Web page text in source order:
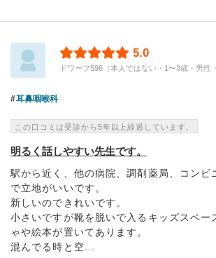
5.0
ドワーフ596（本人ではない・1〜3歳・男性
耳鼻咽喉科
この口コミは受診から5年以上経過しています。
明るく話しやすい先生です。
駅から近く、他の病院、調剤薬局、コンビ
で立地がいいです。
新しいのできれいです。
小さいですが靴を脱いで入るキッズスペー
ゃや絵本が置いてあります。
混んでる時と空...